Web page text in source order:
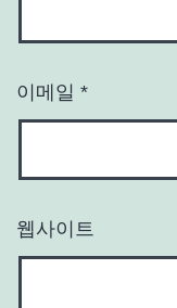
이메일 *
웹사이트